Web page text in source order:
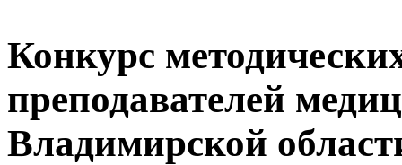
Конкурс
преподавателей
Владимирской